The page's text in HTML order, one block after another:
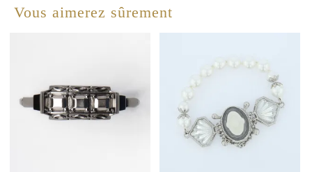
Vous aimerez sûrement